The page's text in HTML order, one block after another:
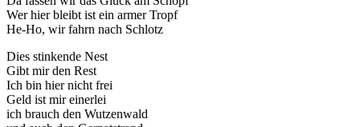
Wer hier bleibt ist ein armer Tropf
He-Ho, wir fahrn nach Schlotz
Dies stinkende Nest
Gibt mir den Rest
Ich bin hier nicht frei
Geld ist mir einerlei
ich brauch den Wutzenwald